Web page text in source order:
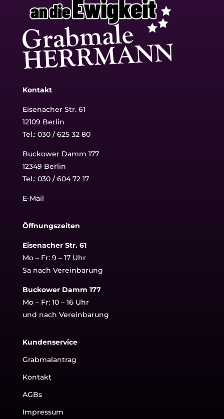
Kontakt
Eisenacher Str. 61
12109 Berlin
Tel.: 030 / 625 32 80
Buckower Damm 177
12349 Berlin
Tel.: 030 / 604 72 17
E-Mail
Öffnungszeiten
Eisenacher Str. 61
Mo – Fr: 9 – 17 Uhr
Sa nach Vereinbarung
Buckower Damm 177
Mo – Fr: 10 – 16 Uhr
und nach Vereinbarung
Kundenservice
Grabmalantrag
Kontakt
AGBs
Impressum